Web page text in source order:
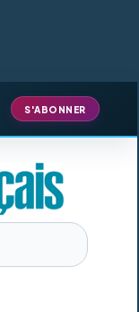
S'ABONNER